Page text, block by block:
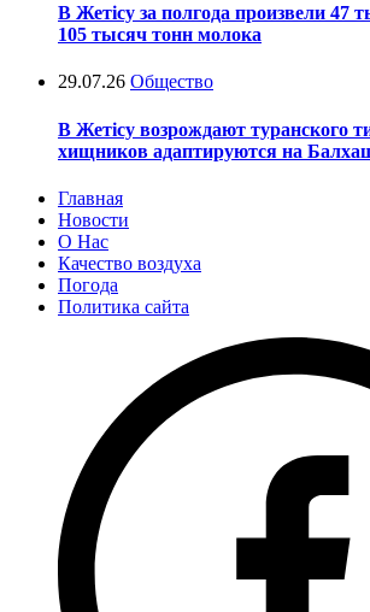
В Жетісу за полгода произвели 47
105 тысяч тонн молока
29.07.26 Общество
В Жетісу возрождают туранского
хищников адаптируются на
Главная
Новости
О Нас
Качество воздуха
Погода
Политика сайта